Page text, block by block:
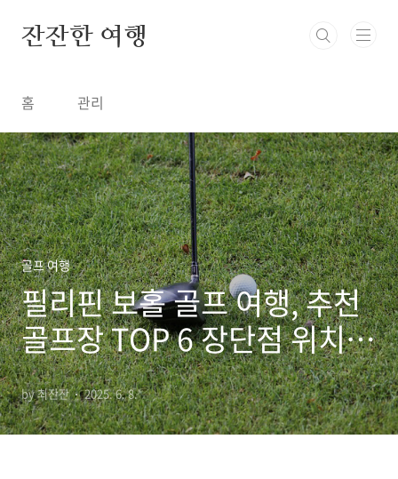
잔잔한 여행
홈 관리
골프 여행
필리핀 보홀 골프 여행, 추천
골프장 TOP 6 장단점 위치
가격 비교 특징
by 최잔잔 2025. 6. 8.